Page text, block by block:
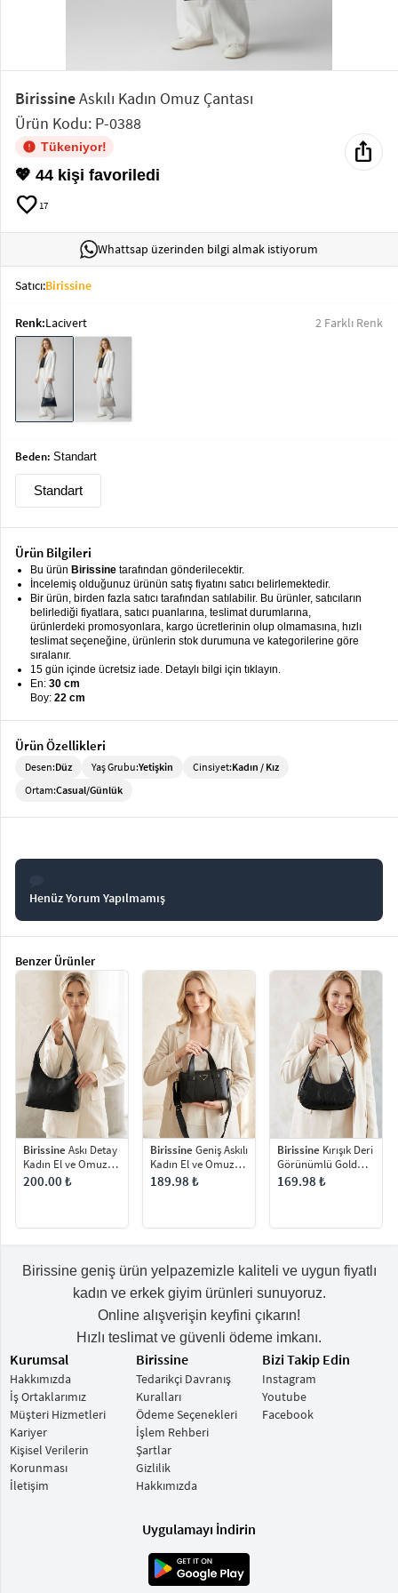
Sweatshirt
T-Shirt
Giyim keyboard_arrow_down
Takımlarkeyboard_arrow_down
Elbise
keyboard_arrow_down
Giyim keyboard_arrow_down
Tesettür
Giyim
keyboard_arrow_down
Büyük
Bedenkeyboard_arrow_down
İç
Giyimkeyboard_arrow_down
BirissineAskılı Kadın Omuz Çantası
Ürün Kodu: P-0388
Tükeniyor!
💖 44 kişi favoriledi
favorite17
ios_share
Whattsap üzerinden bilgi almak istiyorum
Satıcı:Birissine
Renk:Lacivert 2 Farklı Renk
Beden: Standart
Standart
Ürün Bilgileri
Bu ürün Birissine tarafından gönderilecektir.
İncelemiş olduğunuz ürünün satış fiyatını satıcı belirlemektedir.
Bir ürün, birden fazla satıcı tarafından satılabilir. Bu ürünler, satıcıların
belirlediği fiyatlara, satıcı puanlarına, teslimat durumlarına,
ürünlerdeki promosyonlara, kargo ücretlerinin olup olmamasına, hızlı
teslimat seçeneğine, ürünlerin stok durumuna ve kategorilerine göre
sıralanır.
15 gün içinde ücretsiz iade. Detaylı bilgi için tıklayın.
En: 30 cm
Boy: 22 cm
Ürün Özellikleri
Desen:Düz Yaş Grubu:Yetişkin Cinsiyet:Kadın / Kız
Ortam:Casual/Günlük
Henüz Yorum Yapılmamış
Benzer Ürünler
Birissine Askı Detay
Kadın El ve Omuz
Çantası
200.00 ₺
Birissine Geniş Askılı
Kadın El ve Omuz
Çantası
189.98 ₺
Birissine Kırışık Deri
Görünümlü Gold
Detaylı Baget Omuz
169.98 ₺
Birissine geniş ürün yelpazemizle kaliteli ve uygun fiyatlı
kadın ve erkek giyim ürünleri sunuyoruz.
Online alışverişin keyfini çıkarın!
Hızlı teslimat ve güvenli ödeme imkanı.
Kurumsal
Hakkımızda
İş Ortaklarımız
Müşteri Hizmetleri
Kariyer
Kişisel Verilerin
Korunması
İletişim
Birissine
Tedarikçi Davranış
Kuralları
Ödeme Seçenekleri
İşlem Rehberi
Şartlar
Gizlilik
Hakkımızda
Bizi Takip Edin
Instagram
Youtube
Facebook
Uygulamayı İndirin